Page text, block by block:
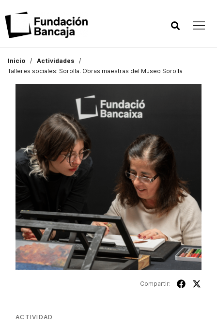
Inicio
Actividades
Talleres sociales: Sorolla. Obras maestras del Museo Sorolla
Compartir:
ACTIVIDAD